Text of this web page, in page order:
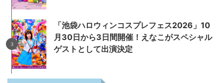
「池袋ハロウィンコスプレフェス2026」10
月30日から3日間開催！えなこがスペシャル
ゲストとして出演決定